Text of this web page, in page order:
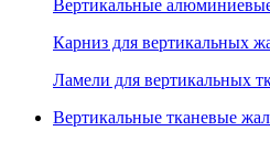
Вертикальные
Карниз для вертикальных
Ламели для вертикальных
Вертикальные тканевые